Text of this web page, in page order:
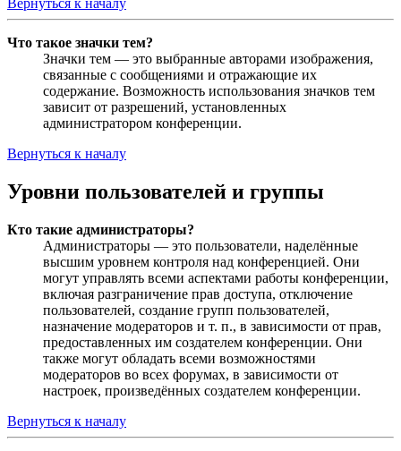
Вернуться к началу
Что такое значки тем?
Значки тем — это выбранные авторами изображения,
связанные с сообщениями и отражающие их
содержание. Возможность использования значков тем
зависит от разрешений, установленных
администратором конференции.
Вернуться к началу
Уровни пользователей и группы
Кто такие администраторы?
Администраторы — это пользователи, наделённые
высшим уровнем контроля над конференцией. Они
могут управлять всеми аспектами работы конференции,
включая разграничение прав доступа, отключение
пользователей, создание групп пользователей,
назначение модераторов и т. п., в зависимости от прав,
предоставленных им создателем конференции. Они
также могут обладать всеми возможностями
модераторов во всех форумах, в зависимости от
настроек, произведённых создателем конференции.
Вернуться к началу